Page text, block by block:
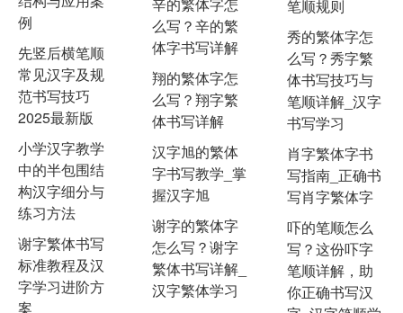
例
先竖后横笔顺
常见汉字及规
范书写技巧
2025最新版
小学汉字教学
中的半包围结
构汉字细分与
练习方法
谢字繁体书写
标准教程及汉
字学习进阶方
案
么写？辛的繁
体字书写详解
翔的繁体字怎
么写？翔字繁
体书写详解
汉字旭的繁体
字书写教学_掌
握汉字旭
谢字的繁体字
怎么写？谢字
繁体书写详解_
汉字繁体学习
笔顺规则
秀的繁体字怎
么写？秀字繁
体书写技巧与
笔顺详解_汉字
书写学习
肖字繁体字书
写指南_正确书
写肖字繁体字
吓的笔顺怎么
写？这份吓字
笔顺详解，助
你正确书写汉